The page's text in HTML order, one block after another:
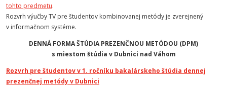
tohto predmetu.
Rozvrh výučby TV pre študentov kombinovanej metódy je zverejnený
v informačnom systéme.
DENNÁ FORMA ŠTÚDIA PREZENČNOU METÓDOU (DPM)
s miestom štúdia v Dubnici nad Váhom
Rozvrh pre študentov v 1. ročníku bakalárskeho štúdia dennej
prezenčnej metódy v Dubnici